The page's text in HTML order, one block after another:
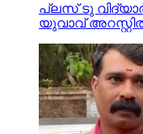
പ്ലസ് ടു
യുവാവ്